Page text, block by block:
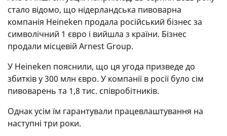
стало відомо, що нідерландська пивоварна
компанія Heineken продала російський бізнес за
символічний 1 євро і вийшла з країни. Бізнес
продали місцевій Arnest Group.
У Heineken пояснили, що ця угода призведе до
збитків у 300 млн євро. У компанії в росії було сім
пивоварень та 1,8 тис. співробітників.
Однак усім їм гарантували працевлаштування на
наступні три роки.